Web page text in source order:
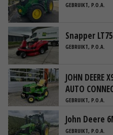
GEBRUIKT, P.O.A.
Snapper
GEBRUIKT, P.O.A.
JOHN DEERE
AUTO
GEBRUIKT, P.O.A.
John Deere
GEBRUIKT, P.O.A.